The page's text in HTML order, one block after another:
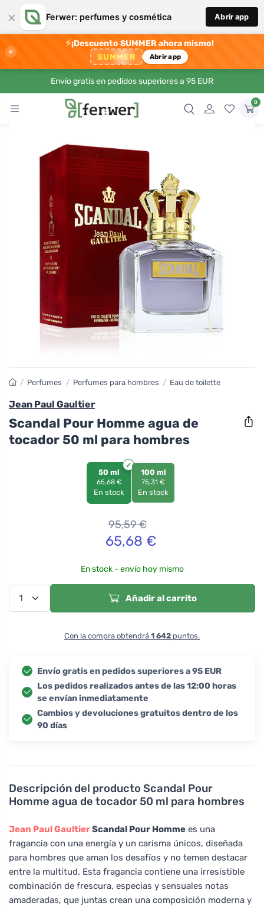
× Ferwer: perfumes y cosmética Abrir app
×
⚡¡Descuento SUMMER ahora mismo!
SUMMER Abrir app
Envío gratis en pedidos superiores a 95 EUR
0
Descripción del producto Scandal Pour
Homme agua de tocador 50 ml para hombres
Jean Paul GaultierScandal Pour Homme es una
fragancia con una energía y un carisma únicos, diseñada
para hombres que aman los desafíos y no temen destacar
entre la multitud. Esta fragancia contiene una irresistible
combinación de frescura, especias y sensuales notas
amaderadas, que juntas crean una composición moderna y
/ Perfumes / Perfumes para hombres / Eau de toilette
Jean Paul Gaultier
Scandal Pour Homme agua de
tocador 50 ml para hombres
50 ml
65,68 €
En stock
100 ml
75,31 €
En stock
95,59€
65,68 €
En stock - envío hoy mismo
Añadir al carrito
Con la compra obtendrá 1 642 puntos.
Envío gratis en pedidos superiores a 95 EUR
Los pedidos realizados antes de las 12:00 horas
se envían inmediatamente
Cambios y devoluciones gratuitos dentro de los
90 días